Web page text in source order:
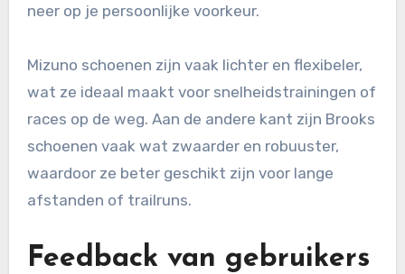
neer op je persoonlijke voorkeur.
Mizuno schoenen zijn vaak lichter en flexibeler,
wat ze ideaal maakt voor snelheidstrainingen of
races op de weg. Aan de andere kant zijn Brooks
schoenen vaak wat zwaarder en robuuster,
waardoor ze beter geschikt zijn voor lange
afstanden of trailruns.
Feedback van gebruikers